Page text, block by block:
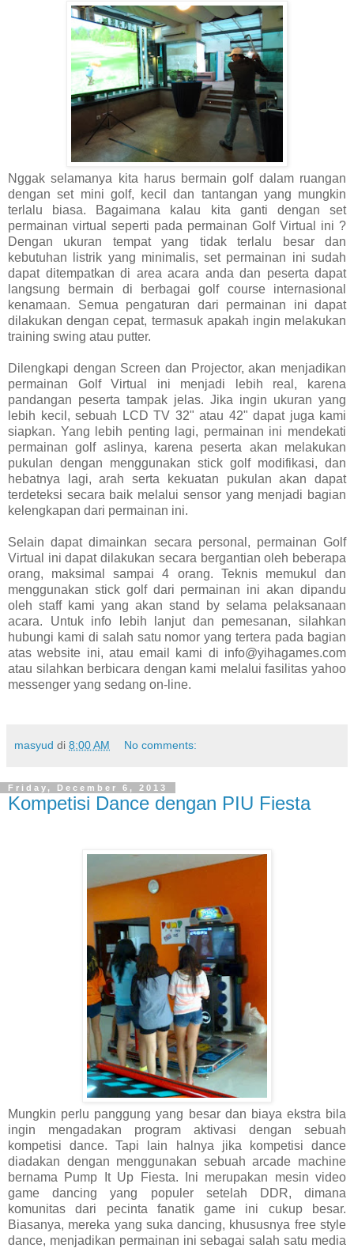
Nggak selamanya kita harus bermain golf dalam ruangan
dengan set mini golf, kecil dan tantangan yang mungkin
terlalu biasa. Bagaimana kalau kita ganti dengan set
permainan virtual seperti pada permainan Golf Virtual ini ?
Dengan ukuran tempat yang tidak terlalu besar dan
kebutuhan listrik yang minimalis, set permainan ini sudah
dapat ditempatkan di area acara anda dan peserta dapat
langsung bermain di berbagai golf course internasional
kenamaan. Semua pengaturan dari permainan ini dapat
dilakukan dengan cepat, termasuk apakah ingin melakukan
training swing atau putter.
Dilengkapi dengan Screen dan Projector, akan menjadikan
permainan Golf Virtual ini menjadi lebih real, karena
pandangan peserta tampak jelas. Jika ingin ukuran yang
lebih kecil, sebuah LCD TV 32" atau 42" dapat juga kami
siapkan. Yang lebih penting lagi, permainan ini mendekati
permainan golf aslinya, karena peserta akan melakukan
pukulan dengan menggunakan stick golf modifikasi, dan
hebatnya lagi, arah serta kekuatan pukulan akan dapat
terdeteksi secara baik melalui sensor yang menjadi bagian
kelengkapan dari permainan ini.
Selain dapat dimainkan secara personal, permainan Golf
Virtual ini dapat dilakukan secara bergantian oleh beberapa
orang, maksimal sampai 4 orang. Teknis memukul dan
menggunakan stick golf dari permainan ini akan dipandu
oleh staff kami yang akan stand by selama pelaksanaan
acara. Untuk info lebih lanjut dan pemesanan, silahkan
hubungi kami di salah satu nomor yang tertera pada bagian
atas website ini, atau email kami di info@yihagames.com
atau silahkan berbicara dengan kami melalui fasilitas yahoo
messenger yang sedang on-line.
masyud di 8:00 AM No comments:
Friday, December 6, 2013
Kompetisi Dance dengan PIU Fiesta
Mungkin perlu panggung yang besar dan biaya ekstra bila
ingin mengadakan program aktivasi dengan sebuah
kompetisi dance. Tapi lain halnya jika kompetisi dance
diadakan dengan menggunakan sebuah arcade machine
bernama Pump It Up Fiesta. Ini merupakan mesin video
game dancing yang populer setelah DDR, dimana
komunitas dari pecinta fanatik game ini cukup besar.
Biasanya, mereka yang suka dancing, khususnya free style
dance, menjadikan permainan ini sebagai salah satu media